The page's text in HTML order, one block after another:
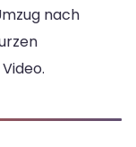
nach